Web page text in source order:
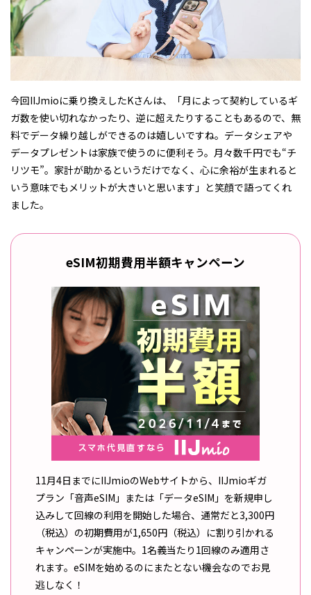
今回IIJmioに乗り換えしたKさんは、「月によって契約しているギ
ガ数を使い切れなかったり、逆に超えたりすることもあるので、無
料でデータ繰り越しができるのは嬉しいですね。データシェアや
データプレゼントは家族で使うのに便利そう。月々数千円でも“チ
リツモ”。家計が助かるというだけでなく、心に余裕が生まれると
いう意味でもメリットが大きいと思います」と笑顔で語ってくれ
ました。
eSIM初期費用半額キャンペーン
11月4日までにIIJmioのWebサイトから、IIJmioギガ
プラン「音声eSIM」または「データeSIM」を新規申し
込みして回線の利用を開始した場合、通常だと3,300円
（税込）の初期費用が1,650円（税込）に割り引かれる
キャンペーンが実施中。1名義当たり1回線のみ適用さ
れます。eSIMを始めるのにまたとない機会なのでお見
逃しなく！